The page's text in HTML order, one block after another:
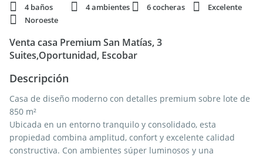
4 baños
4 ambientes 6 cocheras
Excelente
Noroeste
Venta casa Premium San Matías, 3
Suites,Oportunidad, Escobar
Descripción
Casa de diseño moderno con detalles premium sobre lote de
850 m²
Ubicada en un entorno tranquilo y consolidado, esta
propiedad combina amplitud, confort y excelente calidad
constructiva. Con ambientes súper luminosos y una